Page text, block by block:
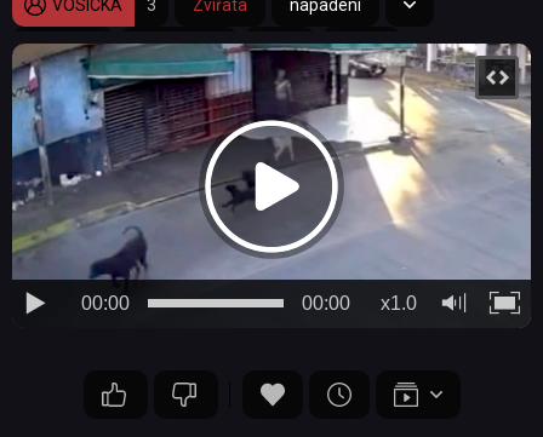
VOSICKA 3 Zvířata napadení
seniorka stará žena ulice CCTV
00:00 x1.0
00:00